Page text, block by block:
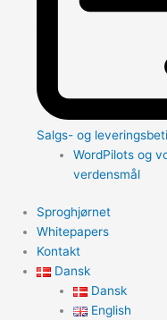
Salgs- og
WordPilots og
verdensmål
Sproghjørnet
Whitepapers
Kontakt
Dansk
Dansk
English